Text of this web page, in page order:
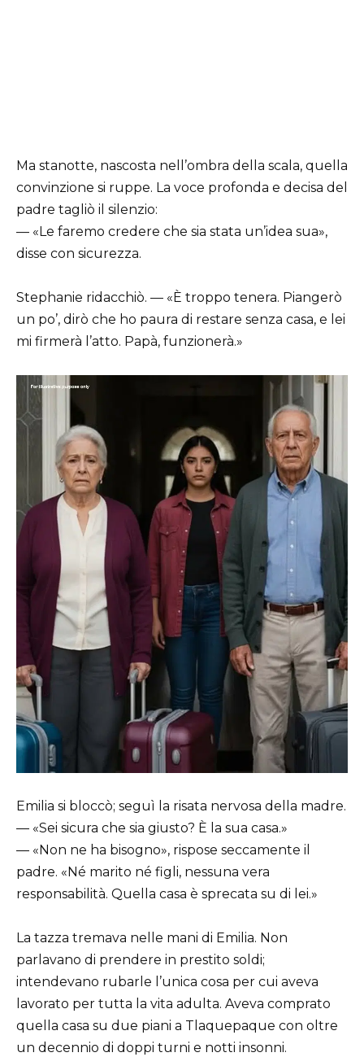
Ma stanotte, nascosta nell’ombra della scala, quella
convinzione si ruppe. La voce profonda e decisa del
padre tagliò il silenzio:
— «Le faremo credere che sia stata un’idea sua»,
disse con sicurezza.
Stephanie ridacchiò. — «È troppo tenera. Piangerò
un po’, dirò che ho paura di restare senza casa, e lei
mi firmerà l’atto. Papà, funzionerà.»
Emilia si bloccò; seguì la risata nervosa della madre.
— «Sei sicura che sia giusto? È la sua casa.»
— «Non ne ha bisogno», rispose seccamente il
padre. «Né marito né figli, nessuna vera
responsabilità. Quella casa è sprecata su di lei.»
La tazza tremava nelle mani di Emilia. Non
parlavano di prendere in prestito soldi;
intendevano rubarle l’unica cosa per cui aveva
lavorato per tutta la vita adulta. Aveva comprato
quella casa su due piani a Tlaquepaque con oltre
un decennio di doppi turni e notti insonni.